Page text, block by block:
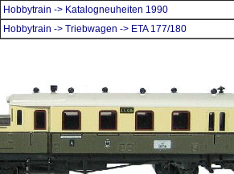
Hobbytrain -> Katalogneuheiten 1990
Hobbytrain -> Triebwagen -> ETA 177/180